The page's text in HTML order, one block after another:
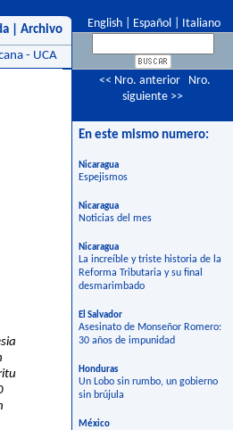
Archivo
- UCA
English Español Italiano
<< Nro. anterior
Nro.
siguiente >>
En este mismo numero:
Nicaragua
Espejismos
Nicaragua
Noticias del mes
Nicaragua
La increíble y triste historia de la
Reforma Tributaria y su final
desmarimbado
El Salvador
Asesinato de Monseñor Romero:
30 años de impunidad
Honduras
Un Lobo sin rumbo, un gobierno
sin brújula
México